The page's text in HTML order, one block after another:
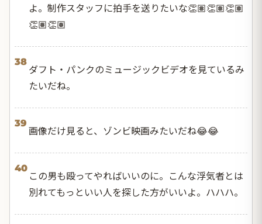
よ。制作スタッフに拍手を送りたいな👏🏽👏🏽👏🏽
👏🏽👏🏽
38
ダフト・パンクのミュージックビデオを見ているみ
たいだね。
39
画像だけ見ると、ゾンビ映画みたいだね😂😂
40
この男も殴ってやればいいのに。こんな浮気者とは
別れてもっといい人を探した方がいいよ。ハハハ。